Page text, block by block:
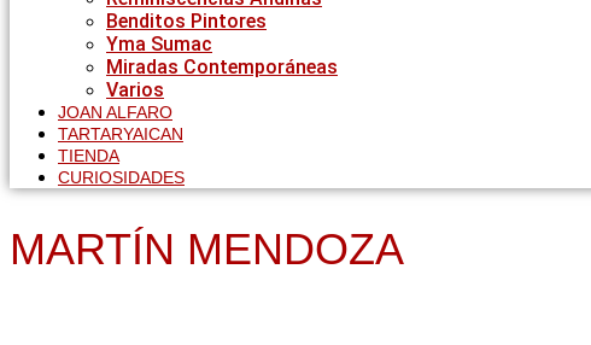
Benditos Pintores
Yma Sumac
Miradas Contemporáneas
Varios
JOAN ALFARO
TARTARYAICAN
TIENDA
CURIOSIDADES
MARTÍN MENDOZA